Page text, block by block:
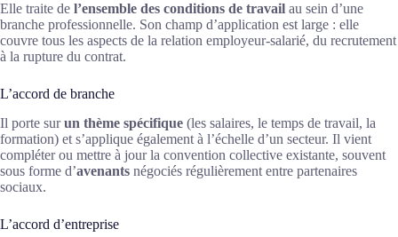
Elle traite de l’ensemble des conditions de travail au sein d’une
branche professionnelle. Son champ d’application est large : elle
couvre tous les aspects de la relation employeur-salarié, du recrutement
à la rupture du contrat.
L’accord de branche
Il porte surun thème spécifique (les salaires, le temps de travail, la
formation) et s’applique également à l’échelle d’un secteur. Il vient
compléter ou mettre à jour la convention collective existante, souvent
sous forme d’avenants négociés régulièrement entre partenaires
sociaux.
L’accord d’entreprise